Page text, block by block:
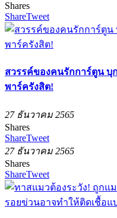
Shares
ShareTweet
สวรรค์ของคนรักการ์ตูน บุ
พาร์ครังสิต!
27 ธันวาคม 2565
Shares
ShareTweet
27 ธันวาคม 2565
Shares
ShareTweet